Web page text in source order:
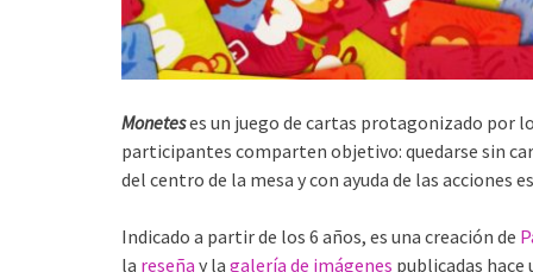
Moneteses un juego de cartas protagonizado por
participantes comparten objetivo: quedarse sin
del centro de la mesa y con ayuda de las acciones
Indicado a partir de los 6 años, es una creación de
la reseña y la galería de imágenes publicadas